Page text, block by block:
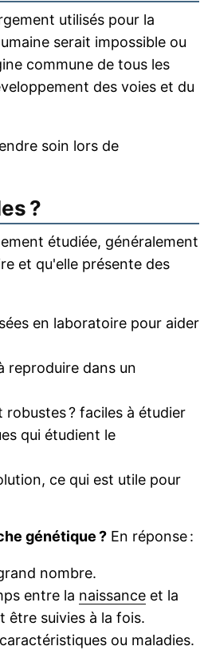
utilisés pour la
serait impossible ou
commune de tous les
des voies et du
soin lors de
?
étudiée, généralement
et qu'elle présente des
en laboratoire pour aider
reproduire dans un
? faciles à étudier
qui étudient le
ce qui est utile pour
génétique ? En réponse :
nombre.
entre la naissance et la
être suivies à la fois.
ou maladies.